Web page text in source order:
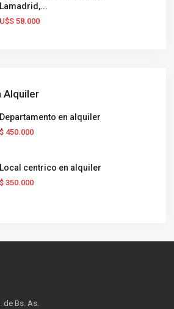
Lamadrid,...
U$S 58.000
Alquiler
Departamento en alquiler
$ 450.000
Local centrico en alquiler
$ 350.000
de Bs. As.